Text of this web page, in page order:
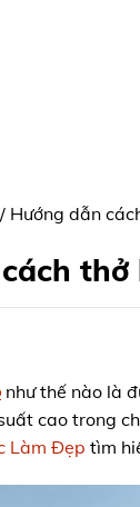
/ Hướng dẫn
như thế nào là
cao trong
Làm Đẹp tìm